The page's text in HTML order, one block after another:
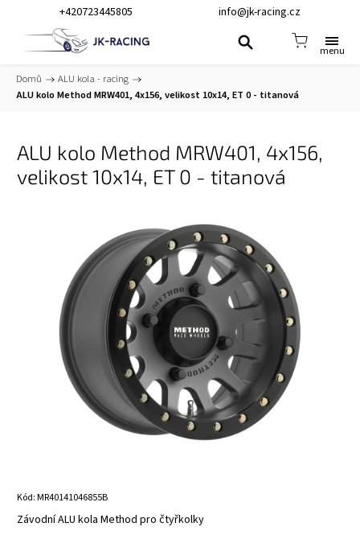
+420723445805 info@jk-racing.cz
Domů / ALU kola - racing /
ALU kolo Method MRW401, 4x156, velikost 10x14, ET 0 - titanová
ALU kolo Method MRW401, 4x156,
velikost 10x14, ET 0 - titanová
Kód:MR40141046855B
Závodní ALU kola Method pro čtyřkolky